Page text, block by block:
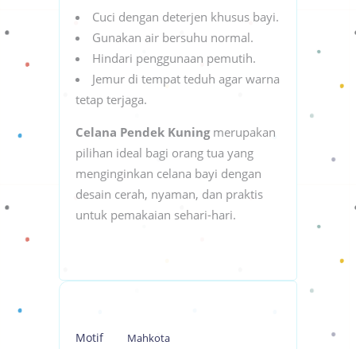
Cuci dengan deterjen khusus bayi.
Gunakan air bersuhu normal.
Hindari penggunaan pemutih.
Jemur di tempat teduh agar warna
tetap terjaga.
Celana Pendek Kuningmerupakan
pilihan ideal bagi orang tua yang
menginginkan celana bayi dengan
desain cerah, nyaman, dan praktis
untuk pemakaian sehari-hari.
Motif Mahkota